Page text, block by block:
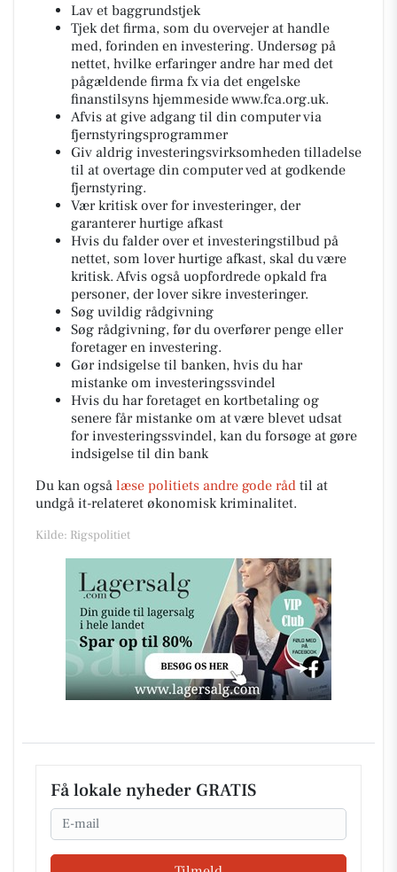
Lav et baggrundstjek
Tjek det firma, som du overvejer at handle
med, forinden en investering. Undersøg på
nettet, hvilke erfaringer andre har med det
pågældende firma fx via det engelske
finanstilsyns hjemmeside www.fca.org.uk.
Afvis at give adgang til din computer via
fjernstyringsprogrammer
Giv aldrig investeringsvirksomheden tilladelse
til at overtage din computer ved at godkende
fjernstyring.
Vær kritisk over for investeringer, der
garanterer hurtige afkast
Hvis du falder over et investeringstilbud på
nettet, som lover hurtige afkast, skal du være
kritisk. Afvis også uopfordrede opkald fra
personer, der lover sikre investeringer.
Søg uvildig rådgivning
Søg rådgivning, før du overfører penge eller
foretager en investering.
Gør indsigelse til banken, hvis du har
mistanke om investeringssvindel
Hvis du har foretaget en kortbetaling og
senere får mistanke om at være blevet udsat
for investeringssvindel, kan du forsøge at gøre
indsigelse til din bank
Du kan også læse politiets andre gode råd til at
undgå it-relateret økonomisk kriminalitet.
Kilde: Rigspolitiet
Få lokale nyheder GRATIS
Email